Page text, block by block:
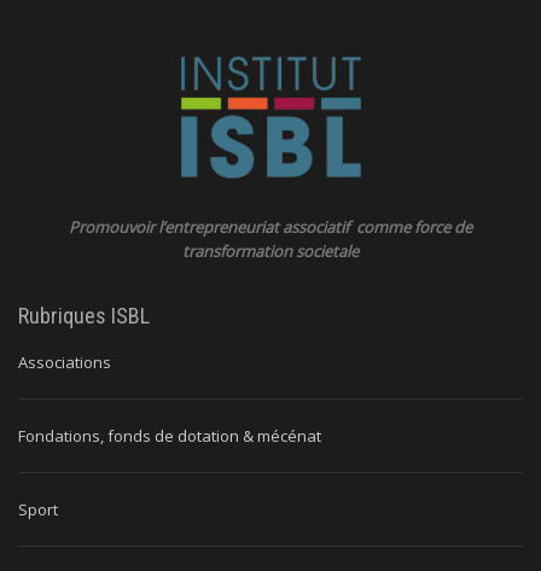
Promouvoir l’entrepreneuriat associatif comme force de
transformation societale
Rubriques ISBL
Associations
Fondations, fonds de dotation & mécénat
Sport